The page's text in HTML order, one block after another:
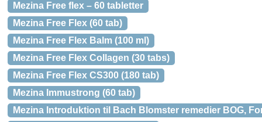
Mezina Free flex – 60 tabletter
Mezina Free Flex (60 tab)
Mezina Free Flex Balm (100 ml)
Mezina Free Flex Collagen (30 tabs)
Mezina Free Flex CS300 (180 tab)
Mezina Immustrong (60 tab)
Mezina Introduktion til Bach Blomster remedier BOG,